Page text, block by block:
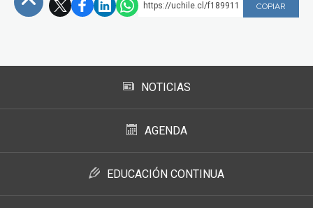
https://uchile.cl/f189911 COPIAR
NOTICIAS
AGENDA
EDUCACIÓN CONTINUA